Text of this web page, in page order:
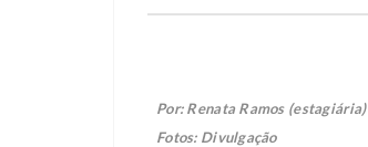
Por: Renata Ramos (estagiária)
Fotos: Divulgação